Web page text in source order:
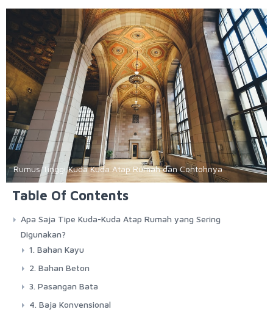
Rumus Tinggi Kuda Kuda Atap Rumah dan Contohnya
Table Of Contents
Apa Saja Tipe Kuda-Kuda Atap Rumah yang Sering
Digunakan?
1. Bahan Kayu
2. Bahan Beton
3. Pasangan Bata
4. Baja Konvensional